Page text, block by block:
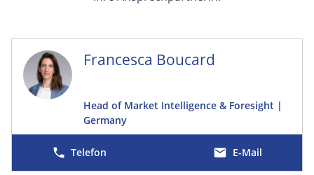
Francesca Boucard
Head of Market Intelligence & Foresight |
Germany
E-Mail